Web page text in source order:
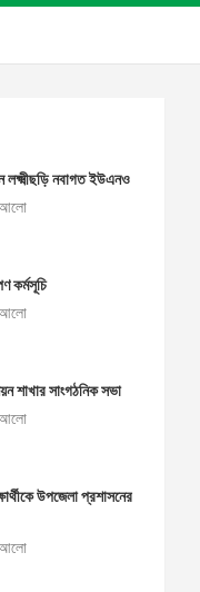
লক্ষ্মীছড়ি নবাগত ইউএনও
আলো
কর্মসূচি
আলো
শাখার সাংগঠনিক সভা
আলো
উপজেলা প্রশাসনের
আলো